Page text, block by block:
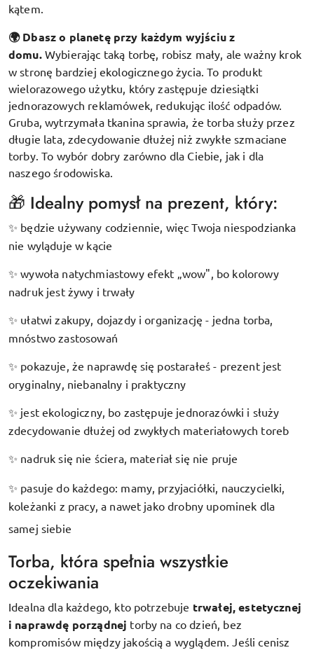
kątem.
🌍 Dbasz o planetę przy każdym wyjściu z
domu. Wybierając taką torbę, robisz mały, ale ważny krok
w stronę bardziej ekologicznego życia. To produkt
wielorazowego użytku, który zastępuje dziesiątki
jednorazowych reklamówek, redukując ilość odpadów.
Gruba, wytrzymała tkanina sprawia, że torba służy przez
długie lata, zdecydowanie dłużej niż zwykłe szmaciane
torby. To wybór dobry zarówno dla Ciebie, jak i dla
naszego środowiska.
🎁 Idealny pomysł na prezent, który:
✨ będzie używany codziennie, więc Twoja niespodzianka
nie wyląduje w kącie
✨ wywoła natychmiastowy efekt „wow", bo kolorowy
nadruk jest żywy i trwały
✨ ułatwi zakupy, dojazdy i organizację - jedna torba,
mnóstwo zastosowań
✨ pokazuje, że naprawdę się postarałeś - prezent jest
oryginalny, niebanalny i praktyczny
✨ jest ekologiczny, bo zastępuje jednorazówki i służy
zdecydowanie dłużej od zwykłych materiałowych toreb
✨ nadruk się nie ściera, materiał się nie pruje
✨ pasuje do każdego: mamy, przyjaciółki, nauczycielki,
koleżanki z pracy, a nawet jako drobny upominek dla
samej siebie
Torba, która spełnia wszystkie
oczekiwania
Idealna dla każdego, kto potrzebuje trwałej, estetycznej
i naprawdę porządnej torby na co dzień, bez
kompromisów między jakością a wyglądem. Jeśli cenisz